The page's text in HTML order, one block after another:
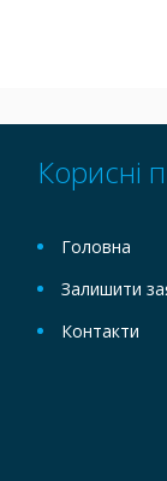
Корисні
Головна
Залишити
Контакти